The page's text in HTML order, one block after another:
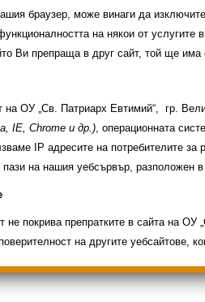
ученици
Олимпиади 2025/2026
браузер, може винаги да
на някои от услугите
Ви препраща в друг сайт, той ще има
на ОУ „Св. Патриарх Евтимий“, гр.
IE, Chrome и др.), операционната
IP адресите на потребителите
на нашия уебсървър,
не покрива препратките в сайта на
на другите уебсайтове,